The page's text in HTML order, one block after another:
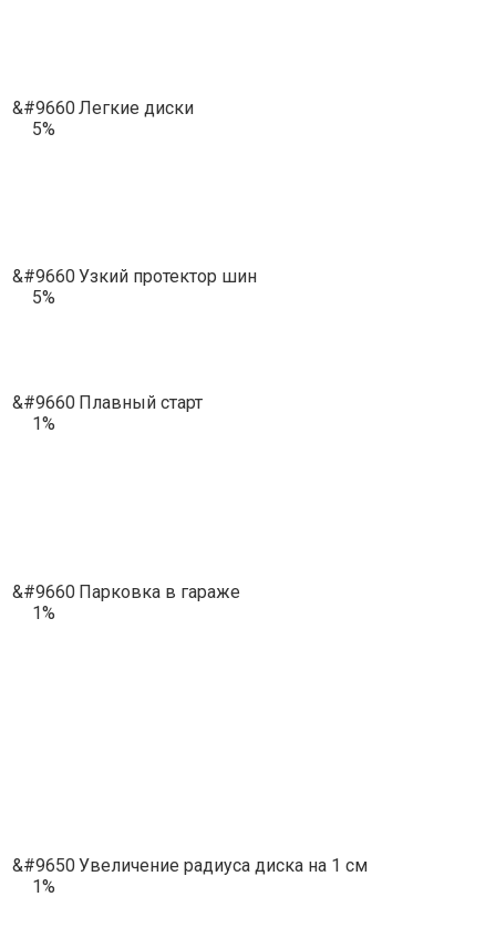
&#9660
5%
Легкие диски
&#9660
5%
Узкий протектор шин
&#9660
1%
Плавный старт
&#9660
1%
Парковка в гараже
&#9650
1%
Увеличение радиуса диска на 1 см